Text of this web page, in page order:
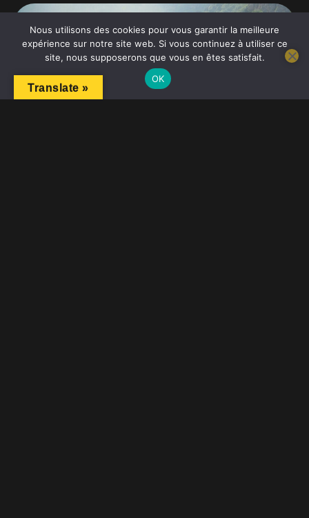
Translate »
Nous utilisons des cookies pour vous garantir la meilleure
expérience sur notre site web. Si vous continuez à utiliser ce
site, nous supposerons que vous en êtes satisfait.
OK